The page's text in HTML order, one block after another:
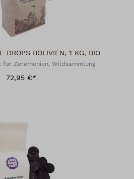
DROPS BOLIVIEN, 1 KG, BIO
Zeremonien, Wildsammlung
72,95 €*